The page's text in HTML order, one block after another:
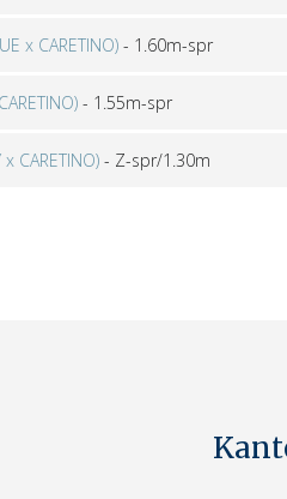
x CARETINO)- 1.60m-spr
- 1.55m-spr
x CARETINO) - Z-spr/1.30m